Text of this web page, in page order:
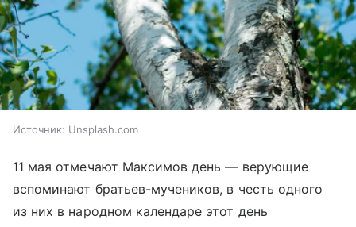
Источник: Unsplash.com
11 мая отмечают Максимов день — верующие
вспоминают братьев-мучеников, в честь одного
из них в народном календаре этот день